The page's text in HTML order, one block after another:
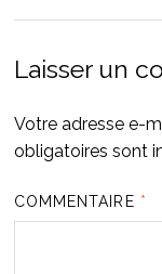
Laisser un
Votre adresse e-
obligatoires sont
COMMENTAIRE *